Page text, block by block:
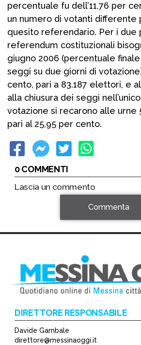
percentuale fu dell’11,76 per
un numero di votanti differente
quesito referendario. Per i due
referendum costituzionali
giugno 2006 (percentuale
seggi su due giorni di
cento, pari a 83.187 elettori, e
alla chiusura dei seggi
votazione si recarono alle urne
pari al 25,95 per cento.
0 COMMENTI
Lascia un commento
*
Commenta
DIRETTORE RESPONSABILE
Davide Gambale
direttore@messinaoggi.it